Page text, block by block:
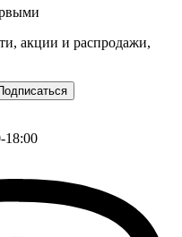
акции и распродажи,